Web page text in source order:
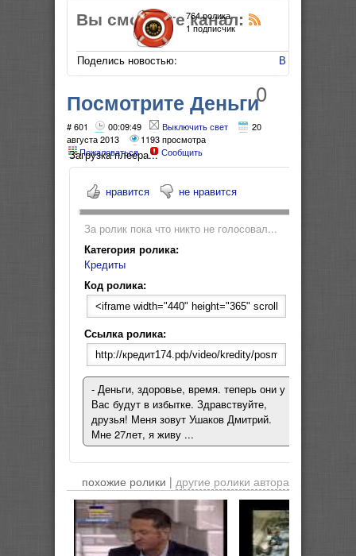
Вы смотрите канал:
Поделись новостью: В Мой Мир
764 ролика
1 подписчик
0
Посмотрите Деньги
пирамида долгов
# 601 00:09:49 Выключить свет
20
августа 2013
1193 просмотра
Пожаловаться
Сообщить
Загрузка плеера...
нравится не нравится
За ролик пока что никто не голосовал...
Категория ролика:
Кредиты
Код ролика:
Ссылка ролика:
- Деньги, здоровье, время. теперь они у
Вас будут в избытке. Здравствуйте,
друзья! Меня зовут Ушаков Дмитрий.
Мне 27лет, я живу ...
похожие ролики | другие ролики автора